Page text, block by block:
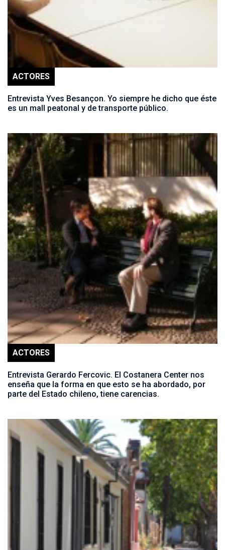
ACTORES
Entrevista Yves Besançon. Yo siempre he dicho que éste
es un mall peatonal y de transporte público.
ACTORES
Entrevista Gerardo Fercovic. El Costanera Center nos
enseña que la forma en que esto se ha abordado, por
parte del Estado chileno, tiene carencias.